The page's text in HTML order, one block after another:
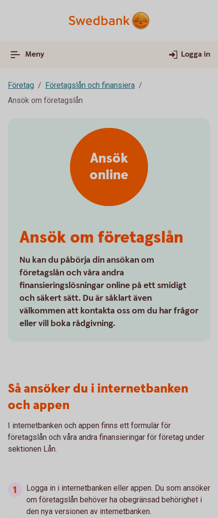
Meny Logga in
Företag
Företagslån och finansiera
Ansök om företagslån
Ansök om företagslån
Nu kan du påbörja din ansökan om
företagslån och våra andra
finansieringslösningar online på ett smidigt
och säkert sätt. Du är såklart även
välkommen att kontakta oss om du har frågor
eller vill boka rådgivning.
Ansök
online
Så ansöker du i internetbanken
och appen
I internetbanken och appen finns ett formulär för
företagslån och våra andra finansieringar för företag under
sektionen Lån.
Logga in i internetbanken eller appen. Du som ansöker
om företagslån behöver ha obegränsad behörighet i
den nya versionen av internetbanken.